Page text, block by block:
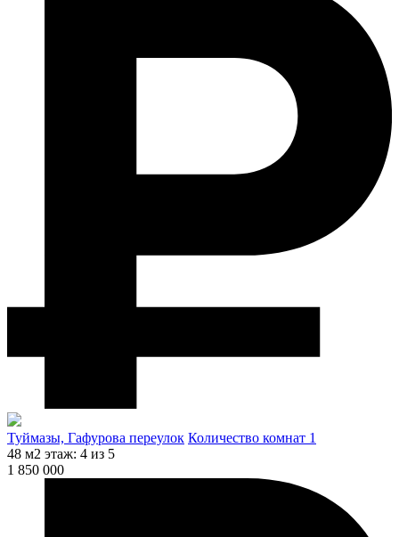
Туймазы, Гафурова переулок Количество комнат 1
48 м2 этаж: 4 из 5
1 850 000